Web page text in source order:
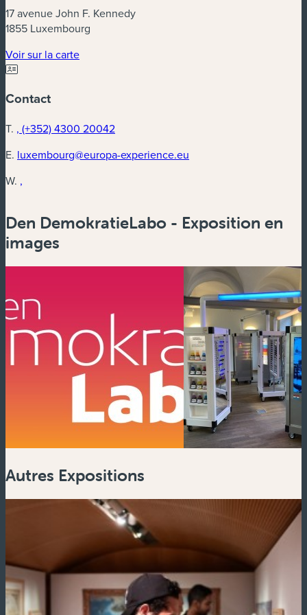
17 avenue John F. Kennedy
1855 Luxembourg
Voir sur la carte
Contact
T. , (+352) 4300 20042
E. luxembourg@europa-experience.eu
W. ,
Den DemokratieLabo - Exposition en
images
Autres Expositions